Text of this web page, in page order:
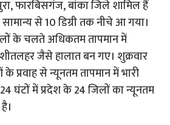
फारबिसगंज, बांका जिले शामिल हैं
से 10 डिग्री तक नीचे आ गया।
के चलते अधिकतम तापमान में
जैसे हालात बन गए। शुक्रवार
प्रवाह से न्यूनतम तापमान में भारी
घंटों में प्रदेश के 24 जिलों का न्यूनतम